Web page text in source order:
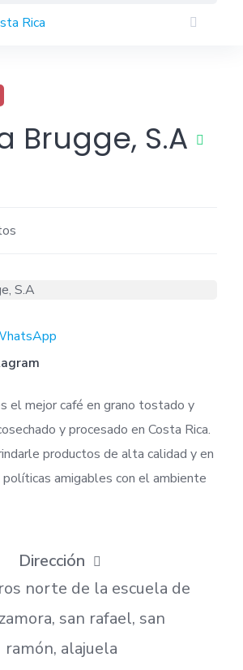
Brugge, S.A
el mejor café en grano tostado y
y procesado en Costa Rica.
productos de alta calidad y en
amigables con el ambiente
Dirección
norte de la escuela de
san rafael, san
ramón, alajuela